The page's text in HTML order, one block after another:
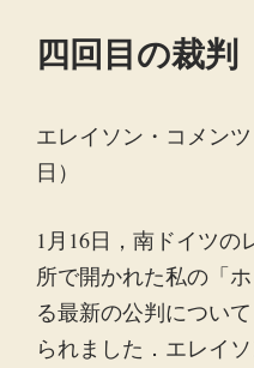
四回目の裁判
エレイソン・コメン
日）
1月16日，南ドイツの
所で開かれた私の「
る最新の公判につい
られました．エレイ